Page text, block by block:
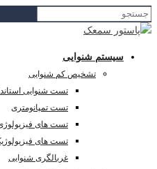
سیستم شنوایی
تشخیص کم شنوایی
تست شنوایی
تست تمپانومتری
تست های
تست های
غربالگری شنوایی